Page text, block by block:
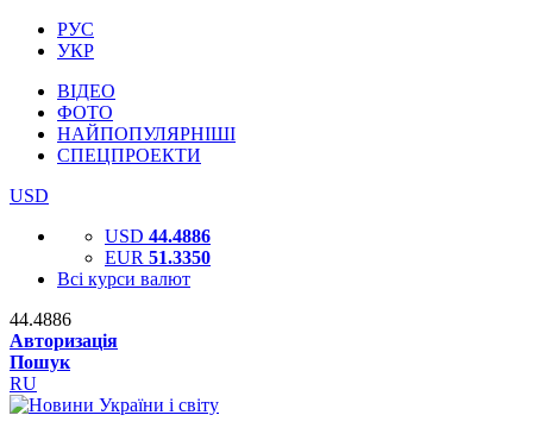
РУС
УКР
ВІДЕО
ФОТО
НАЙПОПУЛЯРНІШІ
СПЕЦПРОЕКТИ
USD
USD 44.4886
EUR 51.3350
Всі курси валют
44.4886
Авторизація
Пошук
RU